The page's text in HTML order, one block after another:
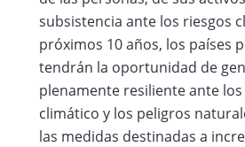
subsistencia ante los riesgos
próximos 10 años, los países
tendrán la oportunidad de
plenamente resiliente ante
climático y los peligros
las medidas destinadas a